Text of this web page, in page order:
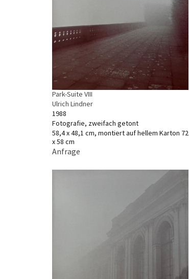
Park-Suite VIII
Ulrich Lindner
1988
Fotografie, zweifach getont
58,4 x 48,1 cm, montiert auf hellem Karton 72
x 58 cm
Anfrage